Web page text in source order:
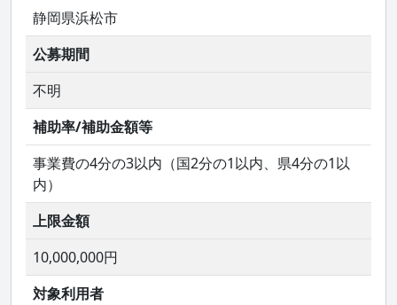
静岡県浜松市
公募期間
不明
補助率/補助金額等
事業費の4分の3以内（国2分の1以内、県4分の1以
内）
上限金額
10,000,000円
対象利用者